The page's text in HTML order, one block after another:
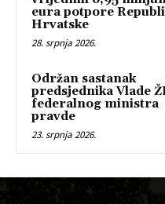
eura potpore
Hrvatske
28. srpnja 2026.
Održan sastanak
predsjednika Vlade
federalnog ministra
pravde
23. srpnja 2026.